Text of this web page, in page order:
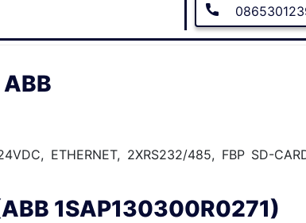
ETHERNET, 2XRS232/485, FBP SD-
1SAP130300R0271)